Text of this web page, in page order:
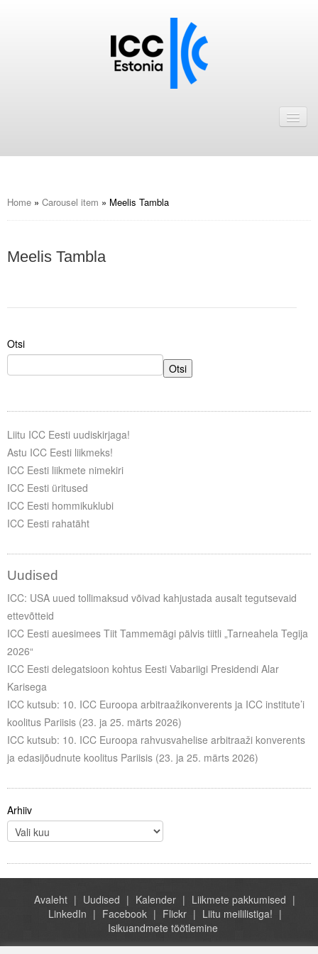
ICC Eesti liikmebaas
Astu ICC Eesti liikmeks!
Publikatsioonid
Viidad
ICC WBO
ICC komisjonid
Digiraamatukogu
Juhendid ja väljaanded
Kontakt
Liitu meililistiga
Oskusteave
Incoterms® 2020
Abimaterjalid
Projektid
Home » Carousel item » Meelis Tambla
Meelis Tambla
Otsi
Otsi
Liitu ICC Eesti uudiskirjaga!
Astu ICC Eesti liikmeks!
ICC Eesti liikmete nimekiri
ICC Eesti üritused
ICC Eesti hommikuklubi
ICC Eesti rahatäht
Uudised
ICC: USA uued tollimaksud võivad kahjustada ausalt tegutsevaid
ettevõtteid
ICC Eesti auesimees Tiit Tammemägi pälvis tiitli „Tarneahela Tegija
2026“
ICC Eesti delegatsioon kohtus Eesti Vabariigi Presidendi Alar
Karisega
ICC kutsub: 10. ICC Euroopa arbitraažikonverents ja ICC institute’i
koolitus Pariisis (23. ja 25. märts 2026)
ICC kutsub: 10. ICC Euroopa rahvusvahelise arbitraaži konverents
ja edasijõudnute koolitus Pariisis (23. ja 25. märts 2026)
Arhiiv
Avaleht Uudised Kalender
Liikmete pakkumised
LinkedIn
Facebook Flickr
Liitu meililistiga!
Isikuandmete töötlemine